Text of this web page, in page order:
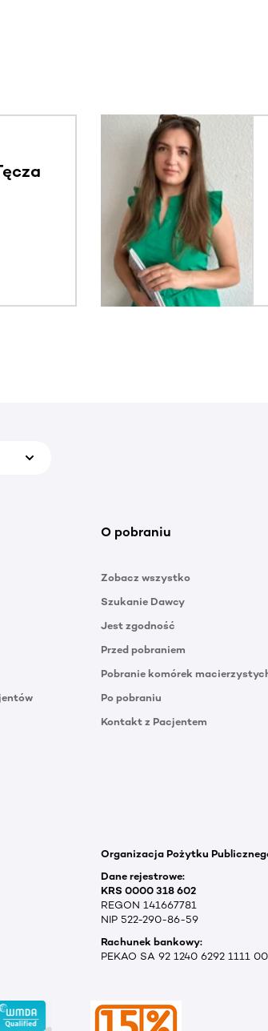
lub przesuń palcem, aby zobaczyć
O pobraniu
Zobacz wszystko
Szukanie Dawcy
Jest zgodność
Przed pobraniem
Pobranie komórek
Po pobraniu
Kontakt z Pacjentem
Organizacja Pożytku
Dane rejestrowe:
KRS 0000 318 602
REGON 141667781
NIP 522-290-86-59
Rachunek bankowy:
PEKAO SA 92 1240 6292 1111